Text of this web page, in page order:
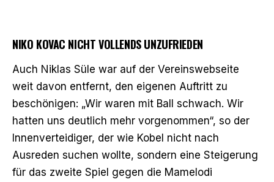
NIKO KOVAC NICHT VOLLENDS UNZUFRIEDEN
Auch Niklas Süle war auf der Vereinswebseite
weit davon entfernt, den eigenen Auftritt zu
beschönigen: „Wir waren mit Ball schwach. Wir
hatten uns deutlich mehr vorgenommen“, so der
Innenverteidiger, der wie Kobel nicht nach
Ausreden suchen wollte, sondern eine Steigerung
für das zweite Spiel gegen die Mamelodi